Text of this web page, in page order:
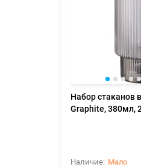
Набор стаканов
Graphite, 380мл,
Мало